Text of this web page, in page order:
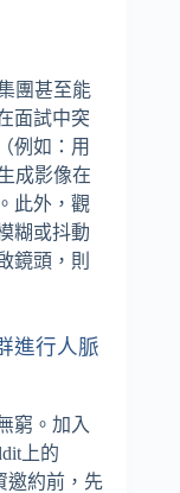
團甚至能
面試中突
例如：用
成影像在
此外，觀
糊或抖動
鏡頭，則
進行人脈
窮。加入
上的
邀約前，先